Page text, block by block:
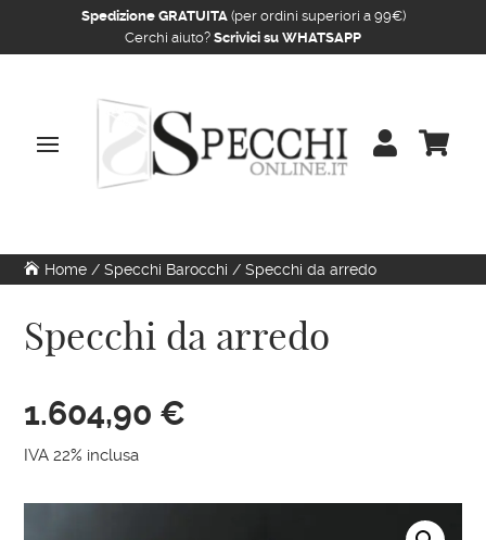
Spedizione GRATUITA(per ordini superiori a 99€)
Cerchi aiuto? Scrivici su WHATSAPP
 
Home /Specchi Barocchi / Specchi da arredo
Specchi da arredo
1.604,90 €
IVA 22% inclusa